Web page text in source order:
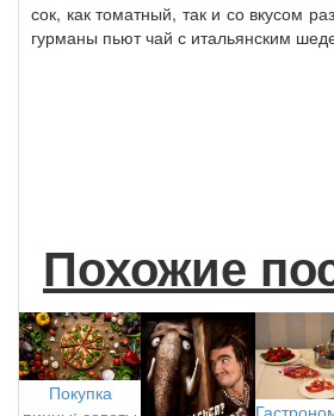
сок, как томатный, так и со вкусом
гурманы пьют чай с итальянским
Похожие
Покупка